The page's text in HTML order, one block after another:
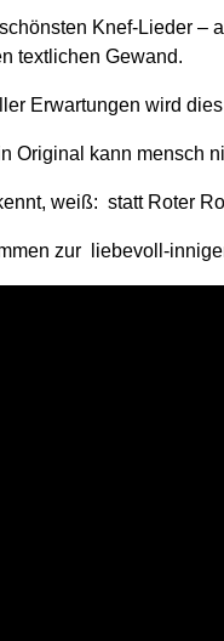
Knef-Lieder –
textlichen Gewand.
Erwartungen wird
Original kann mensch
weiß: statt Roter
zur liebevoll-